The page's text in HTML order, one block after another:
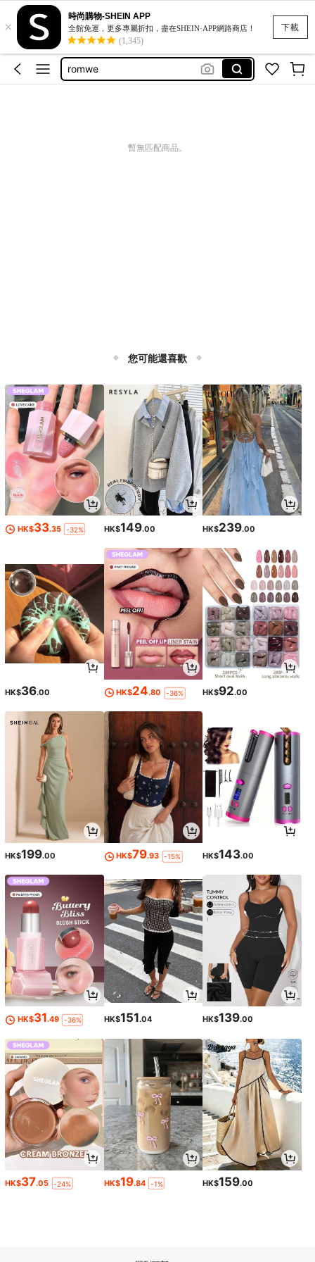
下載
×
時尚購物-SHEIN APP
全館免運，更多專屬折扣，盡在SHEIN·APP網路商店！
(1,345)
牛仔裤女
motf
romwe
暫無匹配商品。
您可能還喜歡
HK$33.35 -32% HK$149.00 HK$239.00
HK$36.00 HK$24.80 -36% HK$92.00
HK$199.00 HK$79.93 -15% HK$143.00
HK$31.49 -36% HK$151.04 HK$139.00
HK$37.05 -24% HK$19.84 -1% HK$159.00